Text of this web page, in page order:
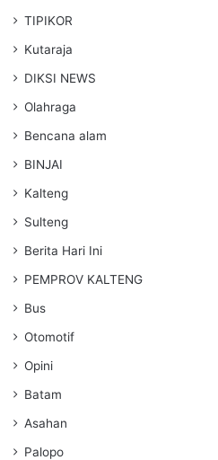
TIPIKOR
Kutaraja
DIKSI NEWS
Olahraga
Bencana alam
BINJAI
Kalteng
Sulteng
Berita Hari Ini
PEMPROV KALTENG
Bus
Otomotif
Opini
Batam
Asahan
Palopo